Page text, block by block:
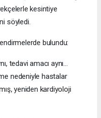
kesintiye
söyledi.
bulundu:
tedavi amacı aynı...
nedeniyle hastalar
yeniden kardiyoloji